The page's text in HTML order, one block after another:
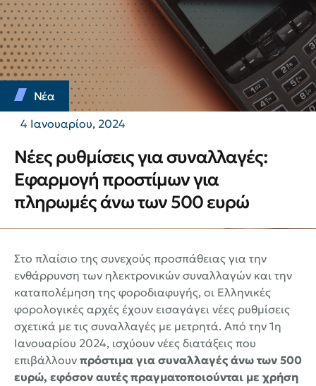
Νέα
4 Ιανουαρίου, 2024
Νέες ρυθμίσεις για συναλλαγές:
Εφαρμογή προστίμων για
πληρωμές άνω των 500 ευρώ
Στο πλαίσιο της συνεχούς προσπάθειας για την
ενθάρρυνση των ηλεκτρονικών συναλλαγών και την
καταπολέμηση της φοροδιαφυγής, οι Ελληνικές
φορολογικές αρχές έχουν εισαγάγει νέες ρυθμίσεις
σχετικά με τις συναλλαγές με μετρητά. Από την 1η
Ιανουαρίου 2024, ισχύουν νέες διατάξεις που
επιβάλλουν πρόστιμα για συναλλαγές άνω των 500
ευρώ, εφόσον αυτές πραγματοποιούνται με χρήση